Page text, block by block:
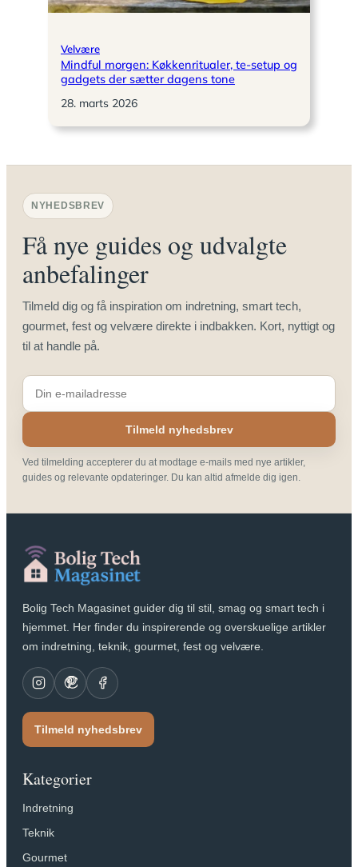
Velvære
Mindful morgen: Køkkenritualer, te-setup og
gadgets der sætter dagens tone
28. marts 2026
NYHEDSBREV
Få nye guides og udvalgte
anbefalinger
Tilmeld dig og få inspiration om indretning, smart tech,
gourmet, fest og velvære direkte i indbakken. Kort, nyttigt og
til at handle på.
Tilmeld nyhedsbrev
Ved tilmelding accepterer du at modtage e-mails med nye artikler,
guides og relevante opdateringer. Du kan altid afmelde dig igen.
Bolig Tech Magasinet guider dig til stil, smag og smart tech i
hjemmet. Her finder du inspirerende og overskuelige artikler
om indretning, teknik, gourmet, fest og velvære.
Tilmeld nyhedsbrev
Kategorier
Indretning
Teknik
Gourmet